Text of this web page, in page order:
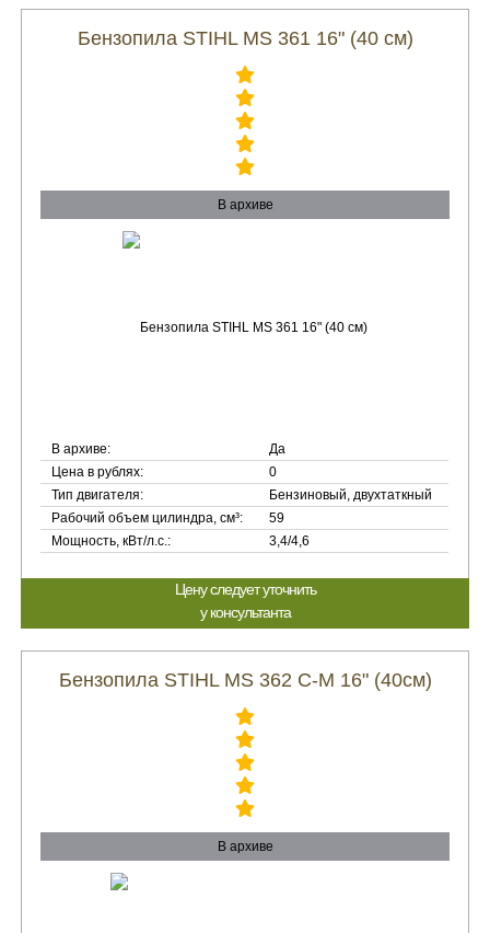
Бензопила STIHL MS 361 16" (40 см)
В архиве
В архиве:
Да
Цена в рублях:
0
Тип двигателя:
Бензиновый, двухтаткный
Рабочий объем цилиндра, см³:
59
Мощность, кВт/л.с.:
3,4/4,6
Цену следует уточнить
у консультанта
Бензопила STIHL MS 362 C-M 16" (40см)
В архиве